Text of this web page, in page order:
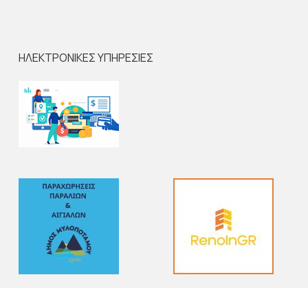
ΗΛΕΚΤΡΟΝΙΚΕΣ ΥΠΗΡΕΣΙΕΣ